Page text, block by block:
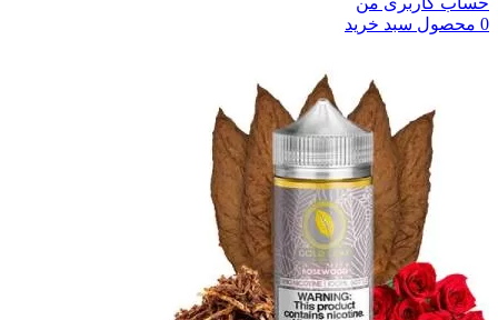
0 محصول سبد خرید